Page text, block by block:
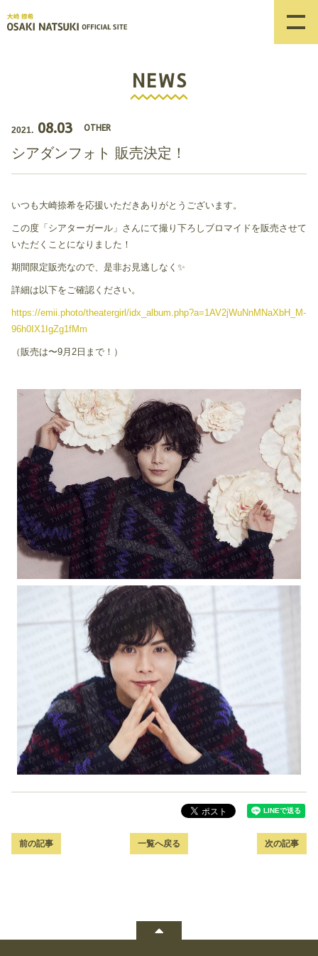
NEWS
2021. 08.03 OTHER
シアダンフォト 販売決定！
いつも大崎捺希を応援いただきありがとうございます。
この度「シアターガール」さんにて撮り下ろしブロマイドを販売させて
いただくことになりました！
期間限定販売なので、是非お見逃しなく✨
詳細は以下をご確認ください。
https://emii.photo/theatergirl/idx_album.php?a=1AV2jWuNnMNaXbH_M-
96h0IX1IgZg1fMm
（販売は〜9月2日まで！）
前の記事 一覧へ戻る 次の記事